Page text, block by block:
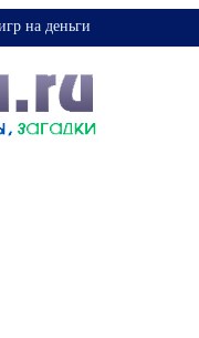
на деньги